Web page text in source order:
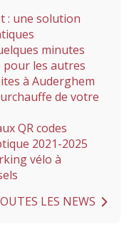
: une solution
minutes
pour les autres
à Auderghem
de votre
QR codes
2021-2025
vélo à
LES NEWS